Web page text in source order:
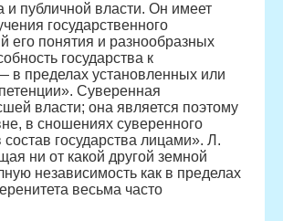
и публичной власти. Он имеет
государственного
его понятия и разнообразных
государства к
в пределах установленных или
Суверенная
власти; она является поэтому
в сношениях суверенного
государства лицами». Л.
ни от какой другой земной
независимость как в пределах
весьма часто